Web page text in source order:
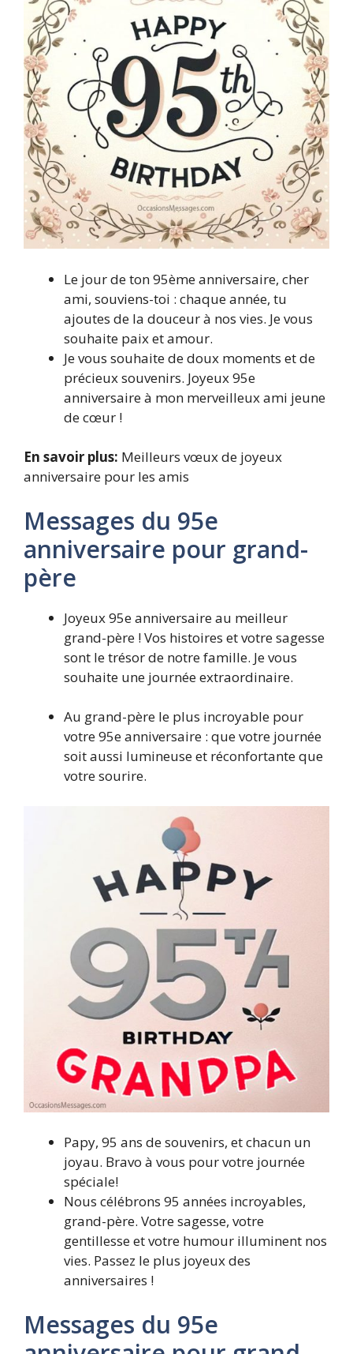
Le jour de ton 95ème anniversaire, cher
ami, souviens-toi : chaque année, tu
ajoutes de la douceur à nos vies. Je vous
souhaite paix et amour.
Je vous souhaite de doux moments et de
précieux souvenirs. Joyeux 95e
anniversaire à mon merveilleux ami jeune
de cœur !
En savoir plus: Meilleurs vœux de joyeux
anniversaire pour les amis
Messages du 95e
anniversaire pour grand-
père
Joyeux 95e anniversaire au meilleur
grand-père ! Vos histoires et votre sagesse
sont le trésor de notre famille. Je vous
souhaite une journée extraordinaire.
Au grand-père le plus incroyable pour
votre 95e anniversaire : que votre journée
soit aussi lumineuse et réconfortante que
votre sourire.
Papy, 95 ans de souvenirs, et chacun un
joyau. Bravo à vous pour votre journée
spéciale!
Nous célébrons 95 années incroyables,
grand-père. Votre sagesse, votre
gentillesse et votre humour illuminent nos
vies. Passez le plus joyeux des
anniversaires !
Messages du 95e